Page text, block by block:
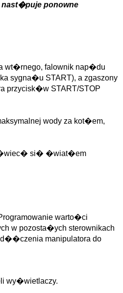
ponowne
wt�rnego, falownik nap�du
sygna�u START), a zgaszony
przycisk�w START/STOP
wody za kot�em,
�wiec� si� �wiat�em
warto�ci
w pozosta�ych sterownikach
manipulatora do
wy�wietlaczy.